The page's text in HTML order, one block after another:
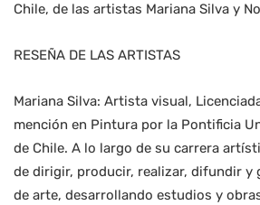
Chile, de las artistas Mariana Silva y
RESEÑA DE LAS ARTISTAS
Mariana Silva: Artista visual,
mención en Pintura por la Pontificia
de Chile. A lo largo de su carrera
de dirigir, producir, realizar, difundir y
de arte, desarrollando estudios y